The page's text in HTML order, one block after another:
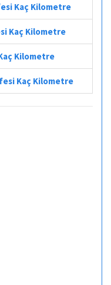
Kaç Kilometre
Kaç Kilometre
Kilometre
Kaç Kilometre